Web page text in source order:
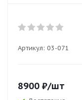
Артикул: 03-071
8900 ₽/шт